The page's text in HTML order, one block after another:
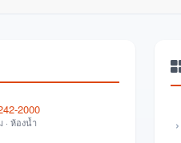
2000
· ห้องน้ำ